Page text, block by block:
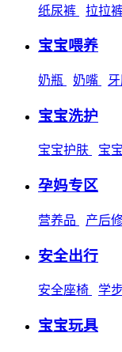
纸尿裤 拉拉
宝宝喂养
奶瓶 奶嘴
宝宝洗护
宝宝护肤 宝
孕妈专区
营养品 产后
安全出行
安全座椅 学
宝宝玩具